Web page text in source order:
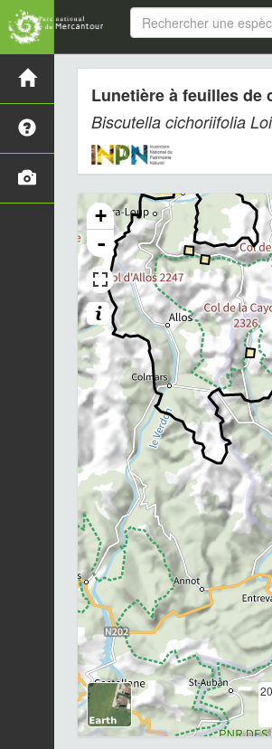
Lunetière à feuilles de
Biscutella cichoriifolia
+
-